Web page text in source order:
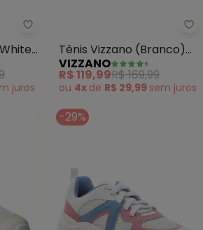
Vizzano - Tênis Vizzano (Off
juros
Tênis Vizzano (Branco)
em Sintético
VIZZANO
R$ 119,99R$ 169,99
ou 4x de R$ 29,99 sem juros
-29%